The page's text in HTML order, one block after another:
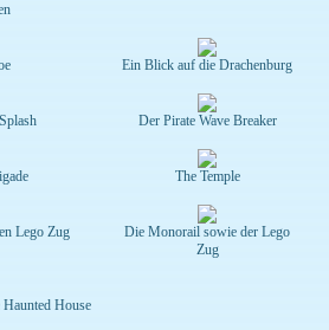
Ein Blick auf die Drachenburg
Der Pirate Wave Breaker
The Temple
Lego Zug
Die Monorail sowie der Lego
Zug
House